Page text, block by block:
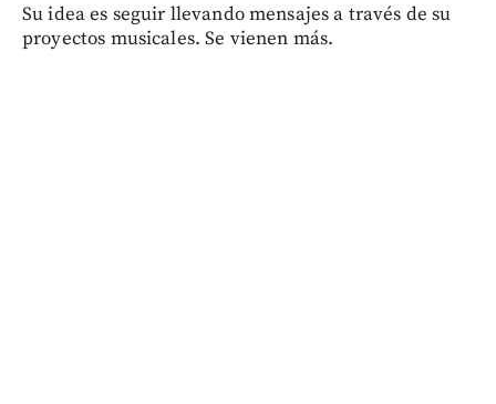
Su idea es seguir llevando mensajes a través de su
proyectos musicales. Se vienen más.